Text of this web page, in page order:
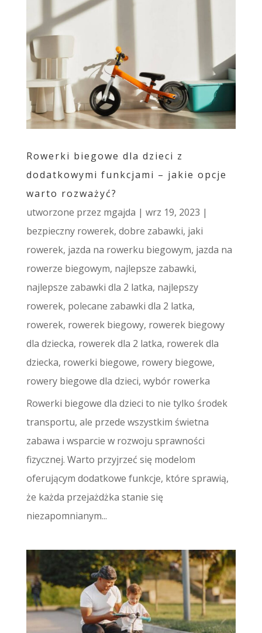
Rowerki biegowe dla dzieci z
dodatkowymi funkcjami – jakie opcje
warto rozważyć?
utworzone przez mgajda | wrz 19, 2023 |
bezpieczny rowerek, dobre zabawki, jaki
rowerek, jazda na rowerku biegowym, jazda na
rowerze biegowym, najlepsze zabawki,
najlepsze zabawki dla 2 latka, najlepszy
rowerek, polecane zabawki dla 2 latka,
rowerek, rowerek biegowy, rowerek biegowy
dla dziecka, rowerek dla 2 latka, rowerek dla
dziecka, rowerki biegowe, rowery biegowe,
rowery biegowe dla dzieci, wybór rowerka
Rowerki biegowe dla dzieci to nie tylko środek
transportu, ale przede wszystkim świetna
zabawa i wsparcie w rozwoju sprawności
fizycznej. Warto przyjrzeć się modelom
oferującym dodatkowe funkcje, które sprawią,
że każda przejażdżka stanie się
niezapomnianym...